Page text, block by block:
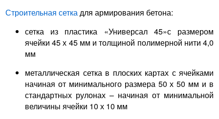
Строительная сеткадля армирования бетона:
сетка из пластика «Универсал 45»с размером
ячейки 45 х 45 мм и толщиной полимерной нити 4,0
мм
металлическая сетка в плоских картах с ячейками
начиная от минимального размера 50 х 50 мм и в
стандартных рулонах – начиная от минимальной
величины ячейки 10 х 10 мм